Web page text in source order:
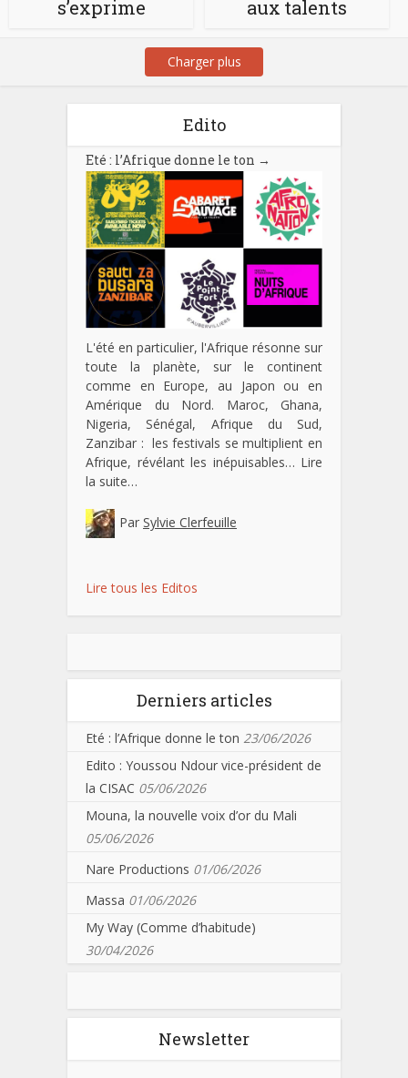
s’exprime aux talents
Charger plus
Edito
Eté : l’Afrique donne le ton →
L'été en particulier, l'Afrique résonne sur
toute la planète, sur le continent
comme en Europe, au Japon ou en
Amérique du Nord. Maroc, Ghana,
Nigeria, Sénégal, Afrique du Sud,
Zanzibar : les festivals se multiplient en
Afrique, révélant les inépuisables… Lire
la suite…
Par Sylvie Clerfeuille
Lire tous les Editos
Derniers articles
Eté : l’Afrique donne le ton 23/06/2026
Edito : Youssou Ndour vice-président de
la CISAC 05/06/2026
Mouna, la nouvelle voix d’or du Mali
05/06/2026
Nare Productions 01/06/2026
Massa 01/06/2026
My Way (Comme d’habitude)
30/04/2026
Newsletter